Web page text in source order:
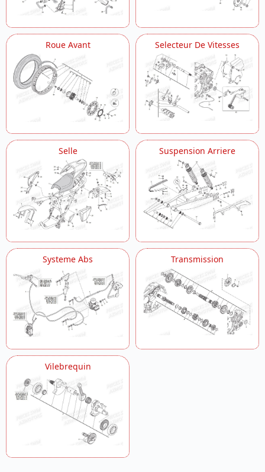
Roue Avant Selecteur De Vitesses
Selle Suspension Arriere
Systeme Abs Transmission
Vilebrequin